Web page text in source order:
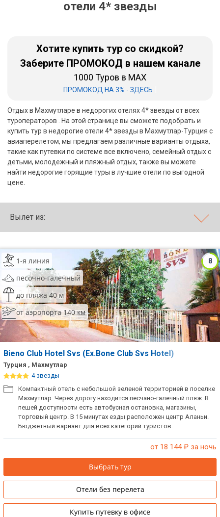
отели 4* звезды
Хотите купить тур со скидкой?
Заберите ПРОМОКОД в нашем канале
1000 Туров в MAX
ПРОМОКОД НА 3% - ЗДЕСЬ
Отдых в Махмутларе в недорогих отелях 4* звезды от всех
туроператоров . На этой странице вы сможете подобрать и
купить тур в недорогие отели 4* звезды в Махмутлар-Турция с
авиаперелетом, мы предлагаем различные варианты отдыха,
такие как путевки по системе все включено, семейный отдых с
детьми, молодежный и пляжный отдых, также вы можете
найти недорогие горящие туры в лучшие отели по выгодной
цене.
Вылет из:
8
1-я линия
песочно-галечный
до пляжа 40 м
от аэропорта 140 км
Bieno Club Hotel Svs (Ex.Bone Club Svs Hotel)
Турция , Махмутлар
4 звезды
Компактный отель c небольшой зеленой территорией в поселке
Махмутлар. Через дорогу находится песчано-галечный пляж. В
пешей доступности есть автобусная остановка, магазины,
торговый центр. В 15 минутах езды расположен центр Аланьи.
Бюджетный вариант для всех категорий туристов.
от 18 144₽ за ночь
Выбрать тур
Отели без перелета
Купить путевку в офисе
Хайнань
Занзибар
Абхазия
Большой Сочи
Кав Мин Воды
VIP отели 5 звезд
ТОП 10 лучших отелей 5*
ТОП 10 недорогих отелей
Лучшие отели 4* звезды
Недорогие отели 4*
звезды
Лучшие отели 3* звезды
Недорогие отели 3*
звезды
Сетевые отели Турции
Сетевые отели Египта
Сетевые отели ОАЭ
Сетевые отели Шри Ланки
Сетевые отели Вьетнама